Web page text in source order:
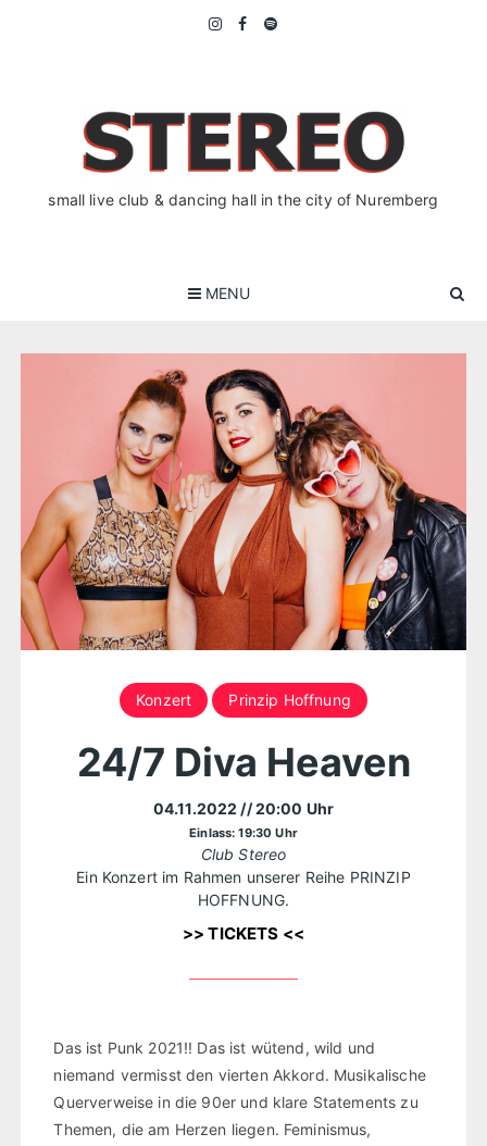
small live club & dancing hall in the city of Nuremberg
MENU
Konzert Prinzip Hoffnung
24/7 Diva Heaven
04.11.2022 // 20:00 Uhr
Einlass: 19:30 Uhr
Club Stereo
Ein Konzert im Rahmen unserer Reihe PRINZIP
HOFFNUNG.
>> TICKETS <<
Das ist Punk 2021!! Das ist wütend, wild und
niemand vermisst den vierten Akkord. Musikalische
Querverweise in die 90er und klare Statements zu
Themen, die am Herzen liegen. Feminismus,